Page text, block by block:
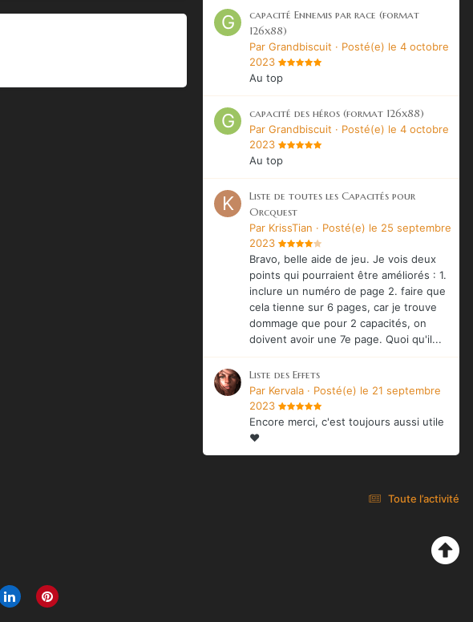
capacité Ennemis par race (format
126x88)
Par Grandbiscuit · Posté(e) le 4 octobre
2023
Au top
capacité des héros (format 126x88)
Par Grandbiscuit · Posté(e) le 4 octobre
2023
Au top
Liste de toutes les Capacités pour
Orcquest
Par KrissTian · Posté(e) le 25 septembre
2023
Bravo, belle aide de jeu. Je vois deux
points qui pourraient être améliorés : 1.
inclure un numéro de page 2. faire que
cela tienne sur 6 pages, car je trouve
dommage que pour 2 capacités, on
doivent avoir une 7e page. Quoi qu'il...
Liste des Effets
Par Kervala · Posté(e) le 21 septembre
2023
Encore merci, c'est toujours aussi utile
❤️
Toute l’activité